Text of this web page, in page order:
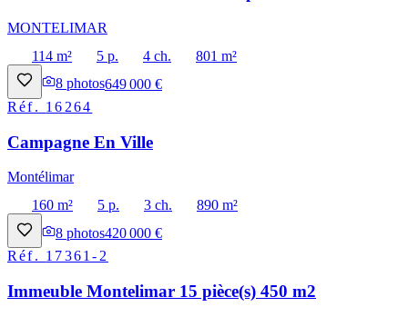
MONTELIMAR
114 m²
5 p. 4 ch.
801 m²
8 photos649 000 €
Réf. 16264
Campagne En Ville
Montélimar
160 m²
5 p. 3 ch.
890 m²
8 photos420 000 €
Réf. 17361-2
Immeuble Montelimar 15 pièce(s) 450 m2